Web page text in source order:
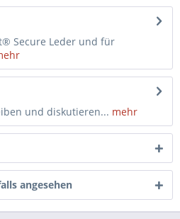
Secure Leder und für
und diskutieren... mehr
angesehen